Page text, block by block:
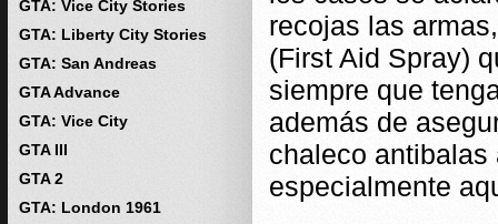
GTA: Vice City Stories
GTA: Liberty City Stories
GTA: San Andreas
GTA Advance
GTA: Vice City
GTA III
GTA 2
GTA: London 1961
recojas las
(First Aid Spray)
siempre que
además de
chaleco
especialmente